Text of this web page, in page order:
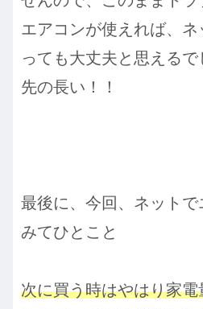
エアコンが使えれば、
っても大丈夫と思える
先の長い！！
最後に、今回、ネット
みてひとこと
次に買う時はやはり家